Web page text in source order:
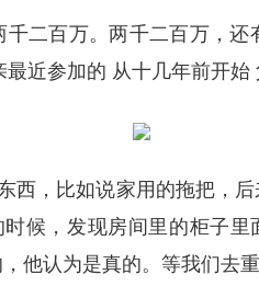
百万。两千二百万，还
近参加的 从十几年前开始
，比如说家用的拖把，
候，发现房间里的柜子
他认为是真的。等我们去